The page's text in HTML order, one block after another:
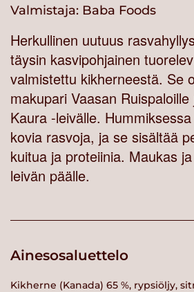
Valmistaja: Baba Foods
Herkullinen uutuus
täysin kasvipohjainen
valmistettu kikherneestä. Se
makupari Vaasan
Kaura -leivälle.
kovia rasvoja, ja se sisältää
kuitua ja proteiinia. Maukas
leivän päälle.
Ainesosaluettelo
Kikherne (Kanada) 65 %, rypsiöljy,